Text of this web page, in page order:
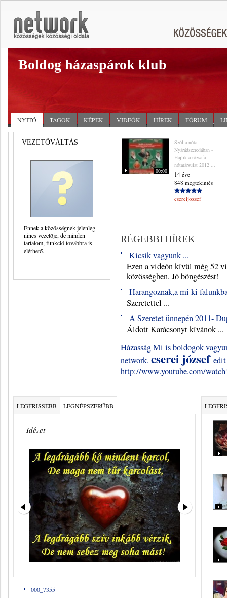
Boldog házaspárok klub
NYITÓ TAGOK KÉPEK VIDEÓK HÍREK FÓRUM
VEZETŐVÁLTÁS
Ennek a közösségnek jelenleg
nincs vezetője, de minden
tartalom, funkció továbbra is
elérhető.
00:00
Szól a nóta
Nyárádszeredában -
Hajlik a rózsafa
nótatársulat 2012 ...
14 éve
848 megtekintés
csereijozsef
RÉGEBBI HÍREK
Kicsik vagyunk ...
Ezen a videón kívül még 52
közösségben. Jó böngészést!
Harangoznak,a mi ki
Szeretettel ...
A Szeretet ünnepén 2011-
Áldott Karácsonyt kívánok ...
HázasságMi is boldogok
network. cserei józsef
http://www.youtube.com/
LEGFRISSEBB LEGNÉPSZERŰBB
Idézet
000_7355